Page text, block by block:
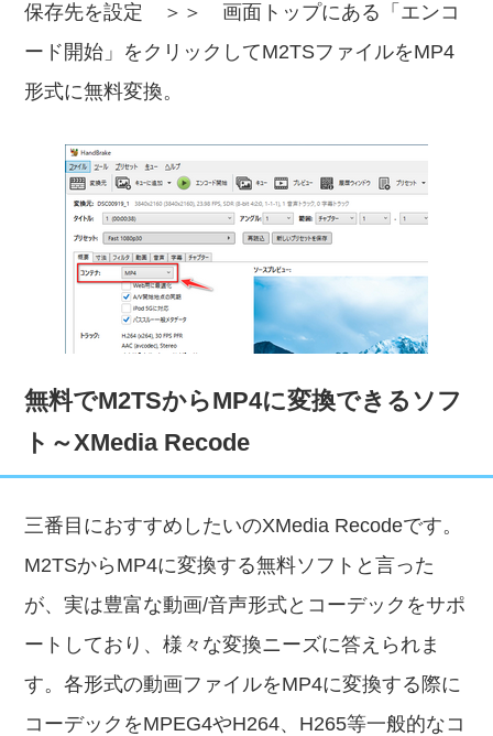
保存先を設定 ＞＞ 画面トップにある「エンコ
ード開始」をクリックしてM2TSファイルをMP4
形式に無料変換。
無料でM2TSからMP4に変換できるソフ
ト～XMedia Recode
三番目におすすめしたいのXMedia Recodeです。
M2TSからMP4に変換する無料ソフトと言った
が、実は豊富な動画/音声形式とコーデックをサポ
ートしており、様々な変換ニーズに答えられま
す。各形式の動画ファイルをMP4に変換する際に
コーデックをMPEG4やH264、H265等一般的なコ